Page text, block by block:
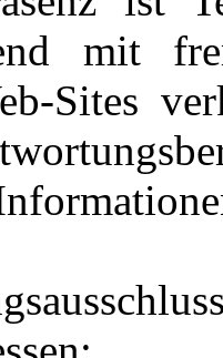
mit
Sites